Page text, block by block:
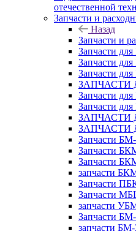
отечественной
Запчасти и
Назад
Запчасти и
Запчасти
Запчасти
Запчасти
ЗАПЧАСТИ
Запчасти
Запчасти
ЗАПЧАСТИ
ЗАПЧАСТИ
Запчасти
Запчасти
Запчасти
запчасти
Запчасти
Запчасти
запчасти
Запчасти БМ-
запчасти